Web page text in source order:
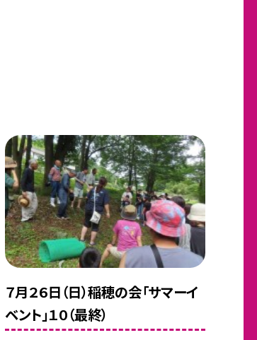
７月２６日（日）稲穂の会「サマーイ
ベント」１０（最終）